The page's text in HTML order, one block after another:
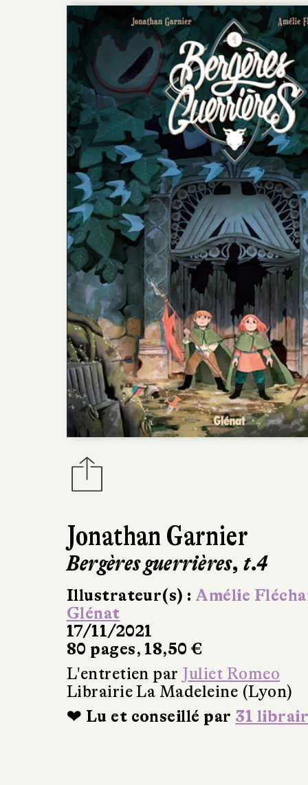
Jonathan Garnier
Bergères guerrières, t.4
Illustrateur(s) : Amélie
Glénat
17/11/2021
80 pages, 18,50 €
L'entretien par Juliet Romeo
Librairie La Madeleine (Lyon)
❤ Lu et conseillé par 31